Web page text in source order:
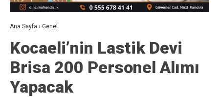
Ana Sayfa › Genel
Kocaeli’nin Lastik Devi
Brisa 200 Personel Alımı
Yapacak